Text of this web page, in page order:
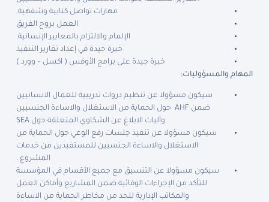
مهارات تواصل كتابية وشفهية.
العمل بروح الفريق
الإلمام والالتزام بالمعايير الإنسانية.
خبرة جيدة في إعداد تقارير التنفيذ
خبرة جيدة على برامج الأوفس ( اكسل – وورد )
المهام والمسؤوليات:
سيكون مسؤولا عن تنظيم دروات تدريبية للعمال الانسانيين
ضمن AHF حول الحماية من الاستغلال والاساءة الجنسيين
وآليات الابلاغ عن الشكاوي المتعلقة حول SEA
سيكون مسؤولا عن تنفيذ جلسات رفع الوعي حول الحماية من
الاستغلال والاساءة الجنسيين للمستفيدين من خدمات
المشروع .
سيكون مسؤولا عن التنسيق مع جميع الأقسام في المؤسسة
للتأكد من الإجراءات الوقائية ضمن المشاريع وأماكن العمل
والمكاتب الإدارية للحد من مخاطر الحماية من الاساءة